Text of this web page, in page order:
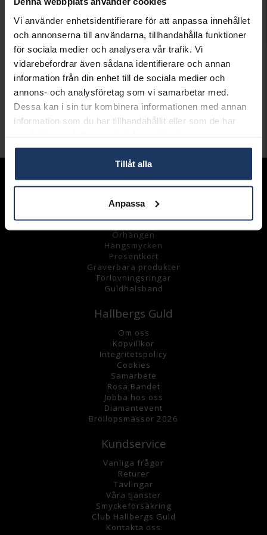
Vi använder enhetsidentifierare för att anpassa innehållet
och annonserna till användarna, tillhandahålla funktioner
för sociala medier och analysera vår trafik. Vi
vidarebefordrar även sådana identifierare och annan
information från din enhet till de sociala medier och
annons- och analysföretag som vi samarbetar med.
Dessa kan i sin tur kombinera informationen med annan
information som du har tillhandahållit eller som de har
Tillåt alla
Anpassa
Leveranstid 2-5 arbetsdagar.
Öppet köp i 30 dagar vid onlineköp.
INFO
VARUMÄRKE
Thomas Sabo
MODELL
CR58900112
MATERIAL
Silver
Sortiment
Armband
Ringar
Örhängen
Hängsmycken
Presentkort
Graverbara produkter
Förlovningsringar
Guldhalsband
Hallbergs Guld
Om oss
Köpvillkor
Integritetspolicy
Cookies
Samarbete
Rosa Bandet
Jobba hos oss
Diamantevent
Bröllopsmässor 2026
Kundservice
Vanliga frågor
Returer
Tävlingar
Våra tjänster
Smyckeförsäkring
Club Hallbergs Guld
Kontakta oss